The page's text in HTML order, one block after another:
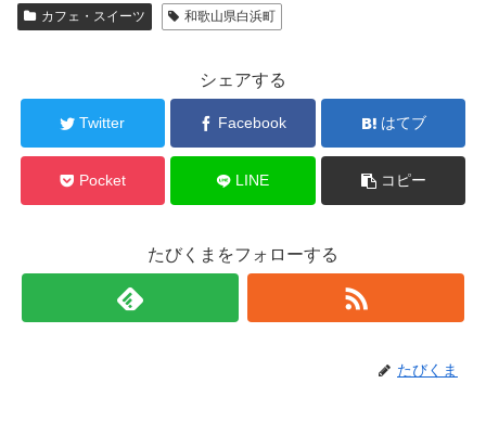
カフェ・スイーツ 和歌山県白浜町
シェアする
Twitter Facebook はてブ
Pocket LINE コピー
たびくまをフォローする
たびくま